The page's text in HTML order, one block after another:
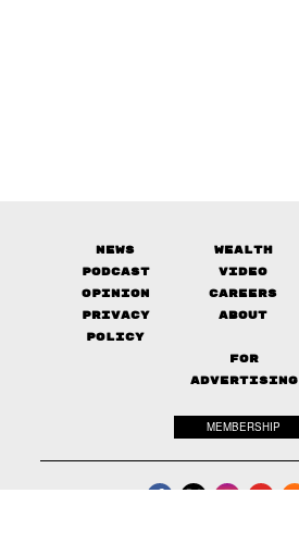
News Wealth
Podcast
Video
Opinion
Careers
Privacy
Policy
About
FOR
ADVERTISING
MEMBERSHIP